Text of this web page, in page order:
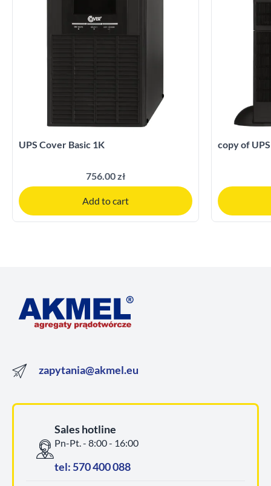
UPS Cover Basic 1K
756.00 zł
Add to cart
copy of
zapytania@akmel.eu
Sales hotline
Pn-Pt. - 8:00 - 16:00
tel: 570 400 088